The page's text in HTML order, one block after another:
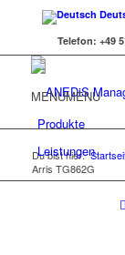
Telefon: +49
MENUMENU
Produkte
Leistungen
Du bist hier:
Arris TG862G